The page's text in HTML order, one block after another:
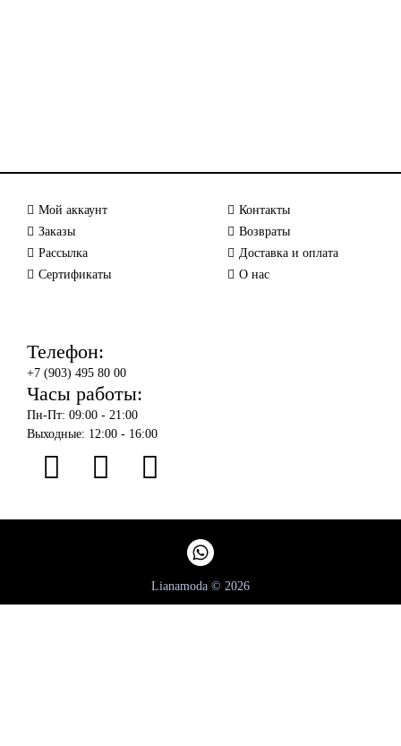
Мой аккаунт
Заказы
Рассылка
Сертификаты
Контакты
Возвраты
Доставка и оплата
О нас
Телефон:
+7 (903) 495 80 00
Часы работы:
Пн-Пт: 09:00 - 21:00
Выходные: 12:00 - 16:00
Lianamoda © 2026